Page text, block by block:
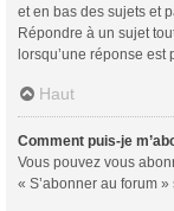
et en bas des sujets et
Répondre à un sujet
lorsqu’une réponse est
Haut
Comment puis-je
Vous pouvez vous
« S’abonner au forum